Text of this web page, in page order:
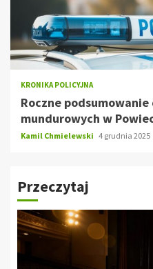
KRONIKA POLICYJNA
Roczne podsumowanie
mundurowych w
Kamil Chmielewski 4 grudnia 2025
Przeczytaj